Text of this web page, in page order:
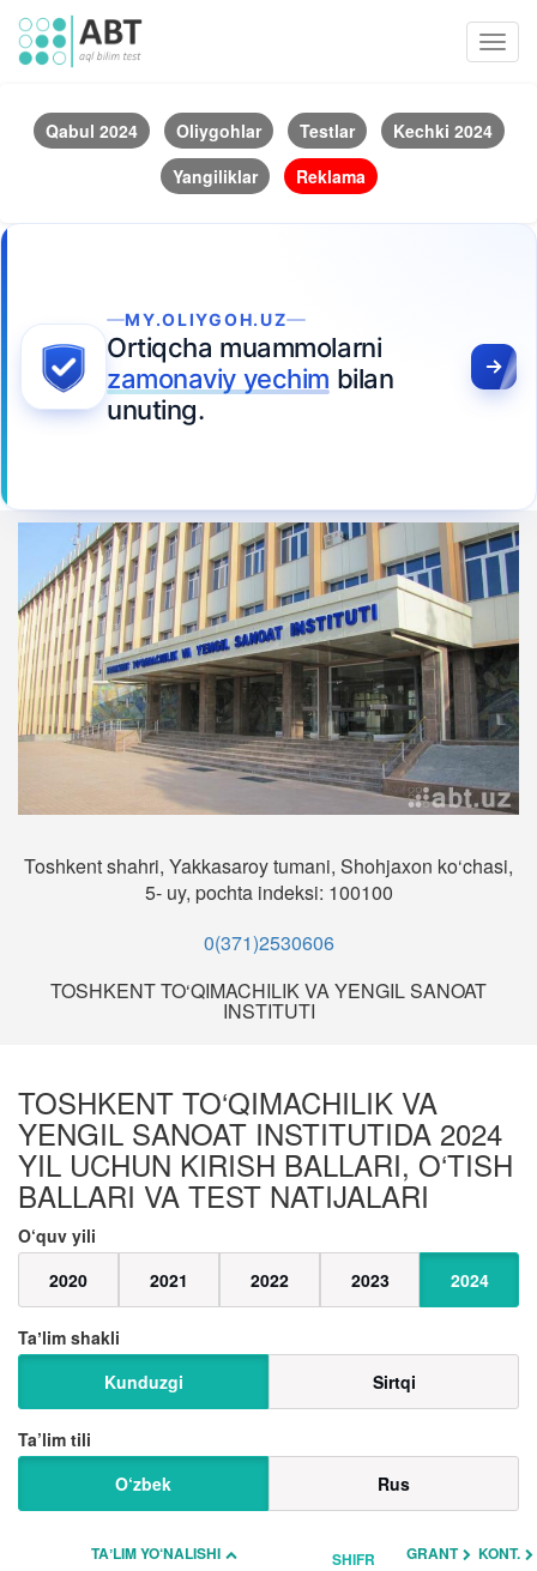
Qabul 2024 Oliygohlar Testlar
Kechki 2024
Yangiliklar
Reklama
MY.OLIYGOH.UZ
Ortiqcha muammolarni
zamonaviy yechim bilan
unuting.
Toshkent shahri, Yakkasaroy tumani, Shohjaxon ko‘chasi,
5- uy, pochta indeksi: 100100
0(371)2530606
TOSHKENT TO‘QIMACHILIK VA YENGIL SANOAT
INSTITUTI
TOSHKENT TO‘QIMACHILIK VA
YENGIL SANOAT INSTITUTIDA 2024
YIL UCHUN KIRISH BALLARI, O‘TISH
BALLARI VA TEST NATIJALARI
O‘quv yili
2020
2021 2022 2023 2024
Taʼlim shakli
Kunduzgi
Sirtqi
Ta’lim tili
O‘zbek
Rus
TAʼLIM YO‘NALISHI SHIFR GRANT KONT.